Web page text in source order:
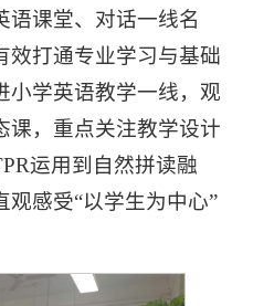
语课堂、对话一线名
效打通专业学习与基础
小学英语教学一线，观
课，重点关注教学设计
运用到自然拼读融
感受“以学生为中心”